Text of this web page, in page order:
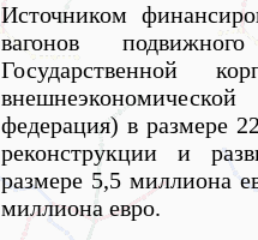
Источником
вагонов
Государственной
федерация) в размере
реконструкции и
размере 5,5 миллиона
миллиона евро.